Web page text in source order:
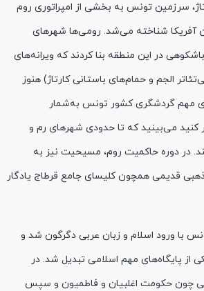
سرزمین تونس به بخشی از امپراتوری روم
آفریکا شناخته می‌شد. رومی‌ها شهرهای
در این منطقه بنا کردند که ویرانه‌های
الجم و حمام‌های باستانی کارتاژ) هنوز
مهم گردشگری کشور تونس به‌شمار
کنید می‌بینید که تا حدودی شهرهای رم و
در دوره حاکمیت روم، مسیحیت نیز به
قدیمی همچون کلیسای جامع قرطاج یادگار
با ورود اسلام و زبان عربی دگرگون شد و
از پایگاه‌های مهم اسلامی تبدیل شد. در
چون حکومت اغلبیان و فاطمیون و سپس